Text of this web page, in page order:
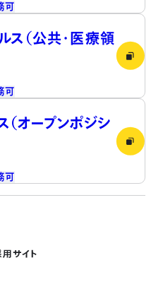
可
ス（公共・医療領
可
（オープンポジシ
可